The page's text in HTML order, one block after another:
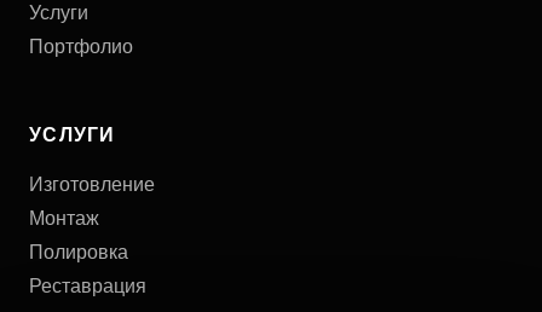
Услуги
Портфолио
УСЛУГИ
Изготовление
Монтаж
Полировка
Реставрация